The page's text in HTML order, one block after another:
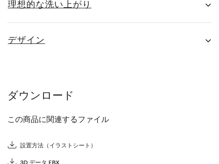
理想的な洗い上がり
デザイン
ダウンロード
この商品に関連するファイル
設置方法（イラストシート）